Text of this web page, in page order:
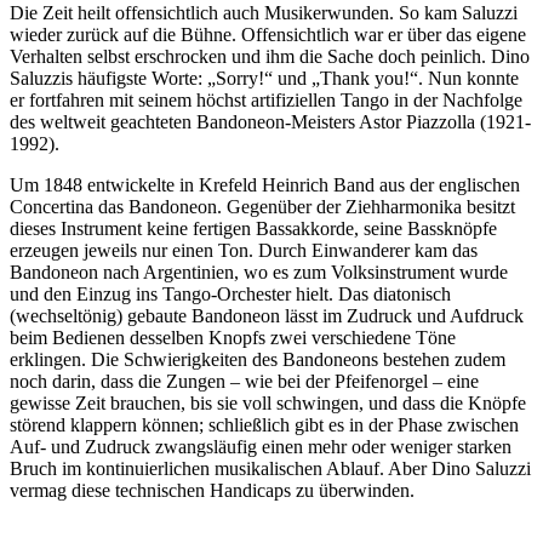
Die Zeit heilt offensichtlich auch Musikerwunden. So kam Saluzzi
wieder zurück auf die Bühne. Offensichtlich war er über das eigene
Verhalten selbst erschrocken und ihm die Sache doch peinlich. Dino
Saluzzis häufigste Worte: „Sorry!“ und „Thank you!“. Nun konnte
er fortfahren mit seinem höchst artifiziellen Tango in der Nachfolge
des weltweit geachteten Bandoneon-Meisters Astor Piazzolla (1921-
1992).
Um 1848 entwickelte in Krefeld Heinrich Band aus der englischen
Concertina das Bandoneon. Gegenüber der Ziehharmonika besitzt
dieses Instrument keine fertigen Bassakkorde, seine Bassknöpfe
erzeugen jeweils nur einen Ton. Durch Einwanderer kam das
Bandoneon nach Argentinien, wo es zum Volksinstrument wurde
und den Einzug ins Tango-Orchester hielt. Das diatonisch
(wechseltönig) gebaute Bandoneon lässt im Zudruck und Aufdruck
beim Bedienen desselben Knopfs zwei verschiedene Töne
erklingen. Die Schwierigkeiten des Bandoneons bestehen zudem
noch darin, dass die Zungen – wie bei der Pfeifenorgel – eine
gewisse Zeit brauchen, bis sie voll schwingen, und dass die Knöpfe
störend klappern können; schließlich gibt es in der Phase zwischen
Auf- und Zudruck zwangsläufig einen mehr oder weniger starken
Bruch im kontinuierlichen musikalischen Ablauf. Aber Dino Saluzzi
vermag diese technischen Handicaps zu überwinden.